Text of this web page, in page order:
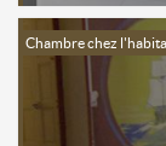
Chambre chez